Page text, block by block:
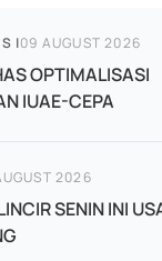
|09 AUGUST 2026
OPTIMALISASI
IUAE-CEPA
2026
SENIN INI